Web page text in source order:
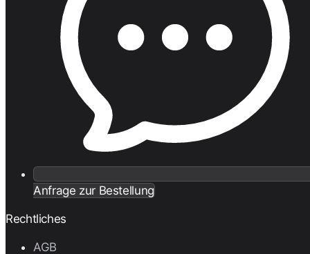
Anfrage zur Bestellung
Rechtliches
AGB